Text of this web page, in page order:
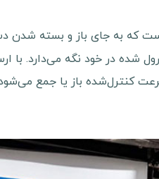
که به جای باز و بسته شدن
شده در خود نگه می‌دارد. با
کنترل‌شده باز یا جمع